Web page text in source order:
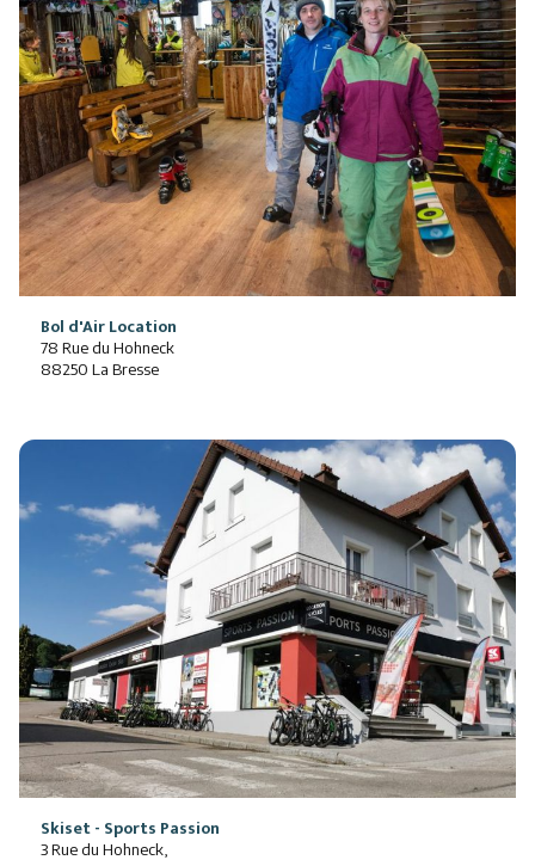
Bol d'Air Location
78 Rue du Hohneck
88250 La Bresse
Skiset - Sports Passion
3 Rue du Hohneck,